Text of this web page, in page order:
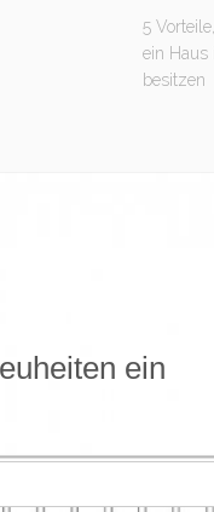
5
ein Haus
besitzen
ein